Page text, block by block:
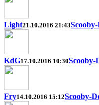
Light21.10.2016 21:43
KdG17.10.2016 10:30Scooby-
Fry14.10.2016 15:12Scooby-